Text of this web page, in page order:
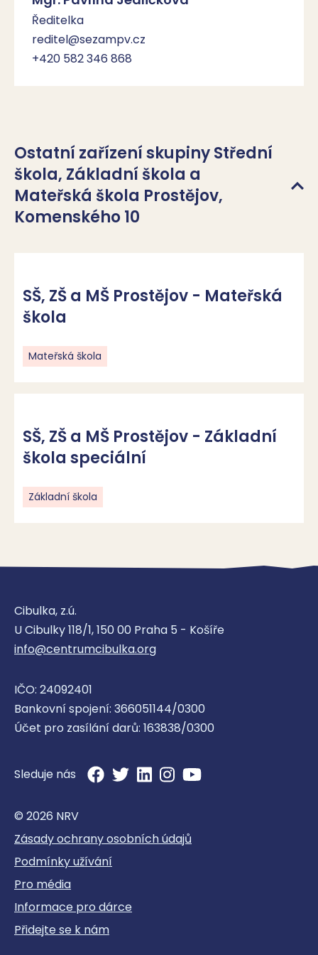
Ředitelka
reditel@sezampv.cz
+420 582 346 868
Ostatní zařízení skupiny Střední
škola, Základní škola a
Mateřská škola Prostějov,
Komenského 10
SŠ, ZŠ a MŠ Prostějov - Mateřská
škola
Mateřská škola
SŠ, ZŠ a MŠ Prostějov - Základní
škola speciální
Základní škola
Cibulka, z.ú.
U Cibulky 118/1, 150 00 Praha 5 - Košíře
info@centrumcibulka.org
IČO: 24092401
Bankovní spojení: 366051144/0300
Účet pro zasílání darů: 163838/0300
Sleduje nás
© 2026 NRV
Zásady ochrany osobních údajů
Podmínky užívání
Pro média
Informace pro dárce
Přidejte se k nám